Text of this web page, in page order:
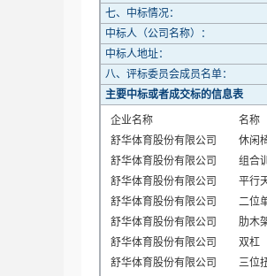
七、中标情况：
中标人（公司名称）：
中标人地址：
八、评标委员会成员名单：
主要中标或者成交标的信息表
企业名称 名称
舒华体育股份有限公司
休闲
舒华体育股份有限公司
组合
舒华体育股份有限公司
平行
舒华体育股份有限公司
二位
舒华体育股份有限公司
肋木
舒华体育股份有限公司
双杠
舒华体育股份有限公司
三位